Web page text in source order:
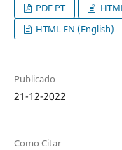
PDF PT
HTML EN (English)
Publicado
21-12-2022
Como Citar